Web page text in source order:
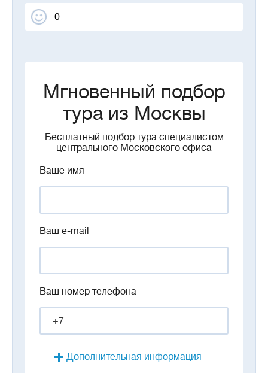
Мгновенный подбор
тура из Москвы
Бесплатный подбор тура специалистом
центрального Московского офиса
Ваше имя
Ваш e-mail
Ваш номер телефона
Дополнительная информация